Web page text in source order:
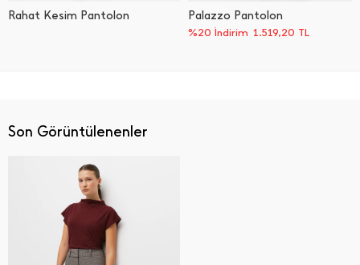
Rahat Kesim Pantolon Palazzo Pantolon
%20 İndirim 1.519,20 TL
Son Görüntülenenler